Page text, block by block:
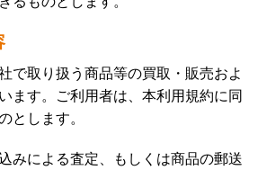
で取り扱う商品等の買取・販売およ
ます。ご利用者は、本利用規約に同
とします。
みによる査定、もしくは商品の郵送